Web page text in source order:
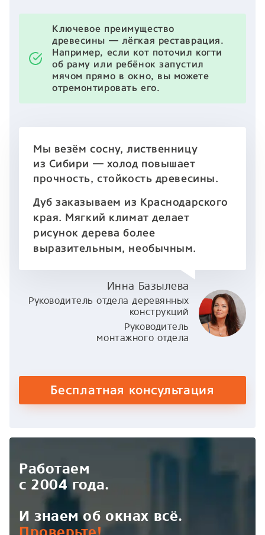
Ключевое преимущество
древесины — лёгкая реставрация.
Например, если кот поточил когти
об раму или ребёнок запустил
мячом прямо в окно, вы можете
отремонтировать его.
Мы везём сосну, лиственницу
из Сибири — холод повышает
прочность, стойкость древесины.
Дуб заказываем из Краснодарского
края. Мягкий климат делает
рисунок дерева более
выразительным, необычным.
Инна Базылева
Руководитель отдела деревянных
конструкций
Руководитель
монтажного отдела
Бесплатная консультация
Работаем
с 2004 года.
И знаем об окнах всё.